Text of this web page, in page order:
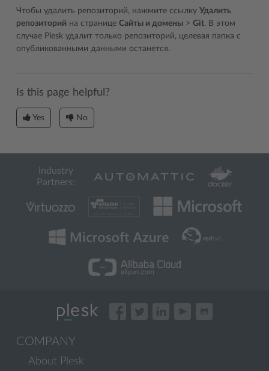
Чтобы удалить репозиторий, нажмите ссылку Удалить
репозиторий на странице Сайты и домены > Git. В этом
случае Plesk удалит только репозиторий, целевая папка с
опубликованными данными останется.
Is this page helpful?
Yes No
Industry
Partners:
COMPANY
About Plesk